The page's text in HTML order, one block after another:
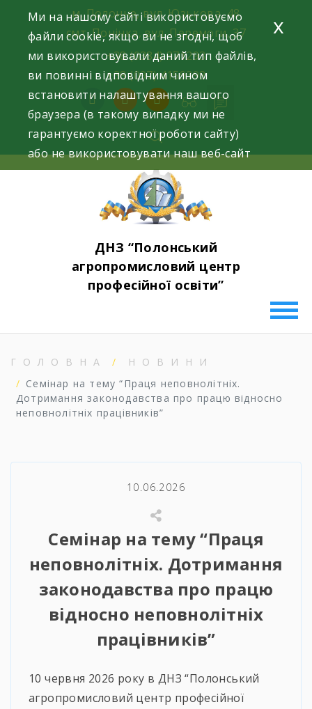
content
м. Полонне, вул. Юзькова, 48
смт. Понінка, вул. Перемоги, 37
+38 (0384) 371293
+38 (097) 4159398
facebookinstagramyoutube
ДНЗ “Полонський
агропромисловий центр
професійної освіти”
ГОЛОВНА
НОВИНИ
Семінар на тему “Праця неповнолітніх.
Дотримання законодавства про працю відносно
неповнолітніх працівників”
10.06.2026
Семінар на тему “Праця
неповнолітніх. Дотримання
законодавства про працю
відносно неповнолітніх
працівників”
10 червня 2026 року в ДНЗ “Полонський
агропромисловий центр професійної
Ми на нашому сайті використовуємо
файли cookie, якщо ви не згодні, щоб
ми використовували даний тип файлів,
ви повинні відповідним чином
встановити налаштування вашого
браузера (в такому випадку ми не
гарантуємо коректної роботи сайту)
або не використовувати наш веб-сайт
x